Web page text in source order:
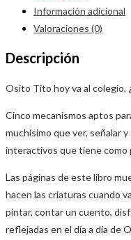
Información adicional
Valoraciones (0)
Descripción
Osito Tito hoy va al colegio,
Cinco mecanismos aptos
muchísimo que ver, señalar
interactivos que tiene
Las páginas de este libro
hacen las criaturas cuando
pintar, contar un cuento,
reflejadas en el día a día de